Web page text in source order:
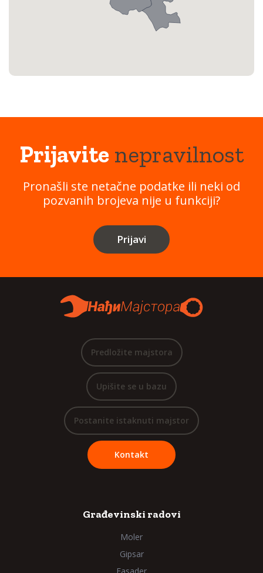
Prijavitenepravilnost
Pronašli ste netačne podatke ili neki od
pozvanih brojeva nije u funkciji?
Prijavi
Predložite majstora
Upišite se u bazu
Postanite istaknuti majstor
Kontakt
Građevinski radovi
Moler
Gipsar